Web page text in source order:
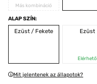
Más kombináció
ALAP SZÍN:
Ezüst / Fekete
Ezüst
Elérhető
Mit jelentenek az állapotok?